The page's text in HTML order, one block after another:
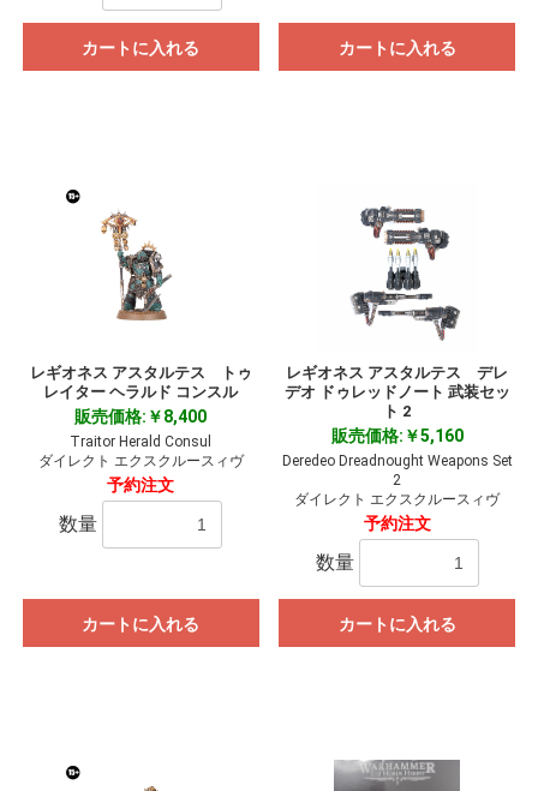
カートに入れる カートに入れる
レギオネス アスタルテス トゥ
レイター ヘラルド コンスル
販売価格:￥8,400
Traitor Herald Consul
ダイレクト エクスクルースィヴ
予約注文
数量
カートに入れる
レギオネス アスタルテス デレ
デオ ドゥレッドノート 武装セッ
ト 2
販売価格:￥5,160
Deredeo Dreadnought Weapons Set
2
ダイレクト エクスクルースィヴ
予約注文
数量
カートに入れる